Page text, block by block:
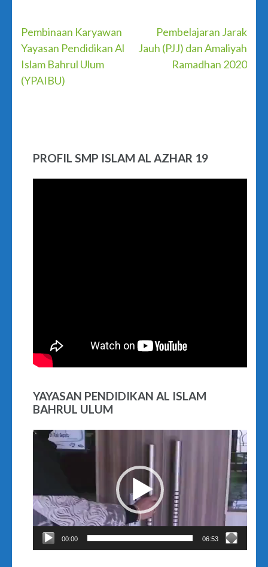
Post
navigation
Pembinaan Karyawan
Yayasan Pendidikan Al
Islam Bahrul Ulum
(YPAIBU)
Pembelajaran Jarak
Jauh (PJJ) dan Amaliyah
Ramadhan 2020
PROFIL SMP ISLAM AL AZHAR 19
YAYASAN PENDIDIKAN AL ISLAM
BAHRUL ULUM
Video
Player
00:00 06:53